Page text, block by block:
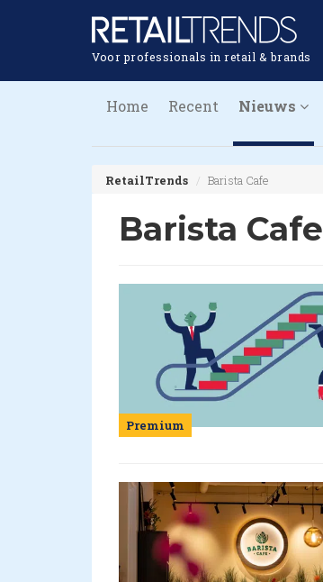
Voor professionals in retail & brands
Home Recent Nieuws
RetailTrends Barista Cafe
Barista Cafe
Premium